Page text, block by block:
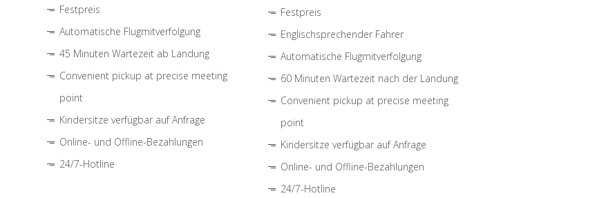
Festpreis
Automatische Flugmitverfolgung
45 Minuten Wartezeit ab Landung
Convenient pickup at precise meeting
point
Kindersitze verfügbar auf Anfrage
Online- und Offline-Bezahlungen
24/7-Hotline
Festpreis
Englischsprechender Fahrer
Automatische Flugmitverfolgung
60 Minuten Wartezeit nach der Landung
Convenient pickup at precise meeting
point
Kindersitze verfügbar auf Anfrage
Online- und Offline-Bezahlungen
24/7-Hotline